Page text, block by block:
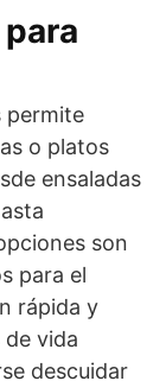
permite
o platos
ensaladas
son
para el
rápida y
vida
descuidar